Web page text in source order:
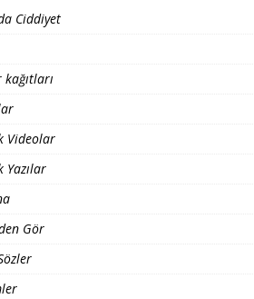
Ciddiyet
Videolar
Yazılar
Gör